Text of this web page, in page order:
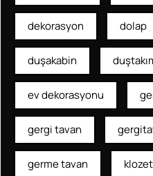
dekorasyon dolap
duşakabin
ev dekorasyonu
gergi tavan
germe tavan klozet